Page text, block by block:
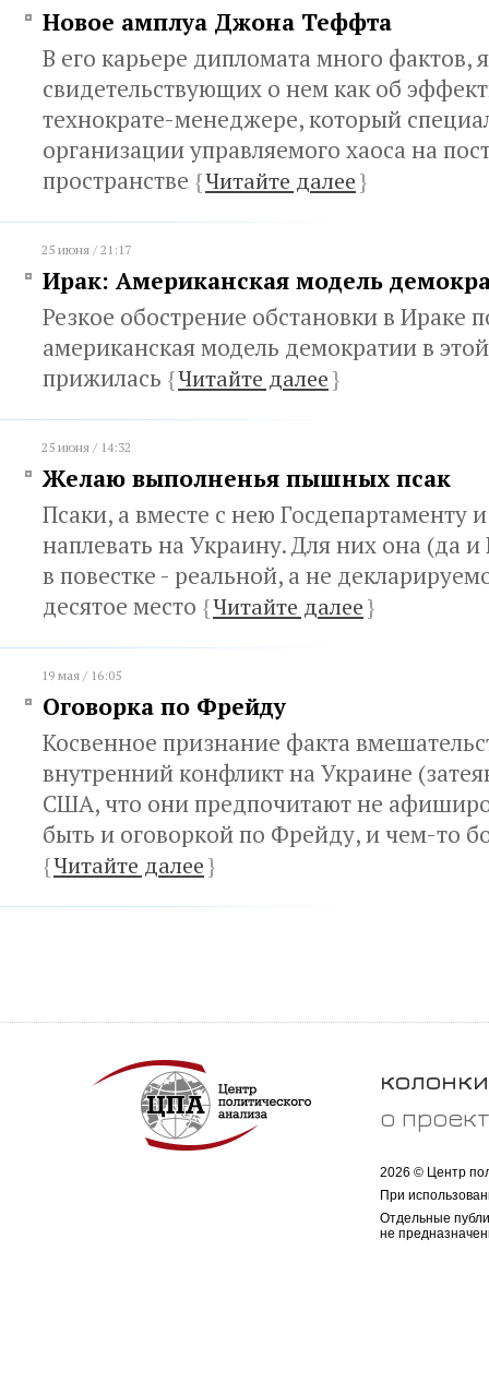
Новое амплуа Джона Теффта
В его карьере дипломата много фактов,
свидетельствующих о нем как об
технократе-менеджере, который
организации управляемого хаоса на
пространстве {Читайте далее}
25 июня / 21:17
Ирак: Американская модель
Резкое обострение обстановки в Ираке
американская модель демократии в
прижилась {Читайте далее}
25 июня / 14:32
Желаю выполненья пышных псак
Псаки, а вместе с нею Госдепартаменту
наплевать на Украину. Для них она (да и
в повестке - реальной, а не
десятое место {Читайте далее}
19 мая / 16:05
Оговорка по Фрейду
Косвенное признание факта
внутренний конфликт на Украине
США, что они предпочитают не
быть и оговоркой по Фрейду, и чем-то
{Читайте далее}
колонки
о
2026 © Центр
При
Отдельные
не